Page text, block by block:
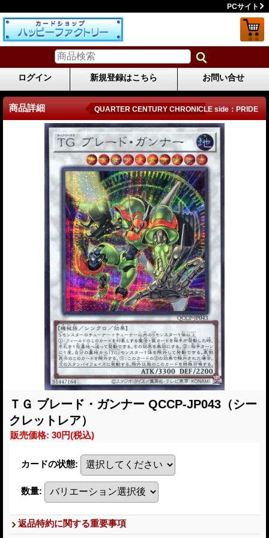
PCサイト
ログイン 新規登録はこちら お問い合せ
商品詳細 QUARTER CENTURY CHRONICLE side：PRIDE
ＴＧ ブレード・ガンナー QCCP-JP043（シー
クレットレア）
販売価格: 30円(税込)
カードの状態:
数量:
返品特約に関する重要事項